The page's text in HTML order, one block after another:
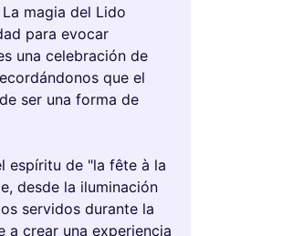
magia del Lido
para evocar
una celebración de
que el
ser una forma de
espíritu de "la fête à la
desde la iluminación
servidos durante la
a crear una experiencia